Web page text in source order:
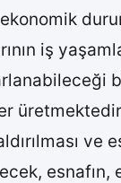
iş
esnafın,